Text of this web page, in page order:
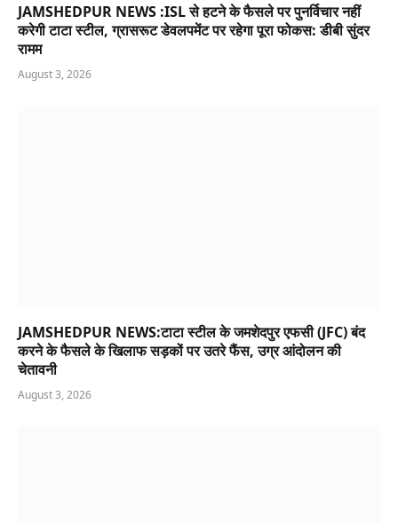
JAMSHEDPUR NEWS :ISL से हटने के फैसले पर पुनर्विचार नहीं
करेगी टाटा स्टील, ग्रासरूट डेवलपमेंट पर रहेगा पूरा फोकस: डीबी सुंदर
रामम
August 3, 2026
JAMSHEDPUR NEWS:टाटा स्टील के जमशेदपुर एफसी (JFC) बंद
करने के फैसले के खिलाफ सड़कों पर उतरे फैंस, उग्र आंदोलन की
चेतावनी
August 3, 2026